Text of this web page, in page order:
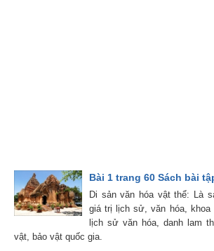
Bài 1 trang 60 Sách bài
Di sản văn hóa vật thể: Là
giá trị lịch sử, văn hóa, khoa
lịch sử văn hóa, danh lam
vật, bảo vật quốc gia.